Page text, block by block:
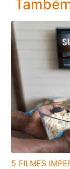
5 FILMES